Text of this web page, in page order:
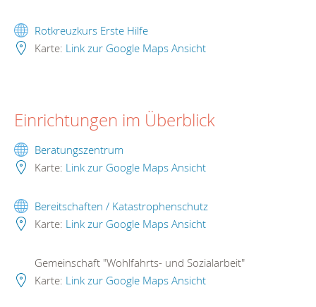
Rotkreuzkurs Erste Hilfe
Karte: Link zur Google Maps Ansicht
Einrichtungen im Überblick
Beratungszentrum
Karte: Link zur Google Maps Ansicht
Bereitschaften / Katastrophenschutz
Karte: Link zur Google Maps Ansicht
Gemeinschaft "Wohlfahrts- und Sozialarbeit"
Karte: Link zur Google Maps Ansicht